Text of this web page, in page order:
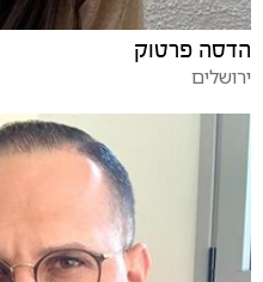
הדסה פרטוק
ירושלים